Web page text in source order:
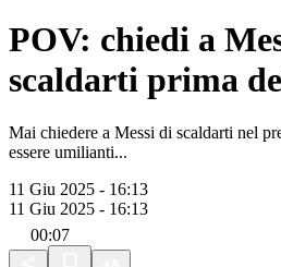
POV: chiedi a
scaldarti prima
Mai chiedere a Messi di scaldarti nel
essere umilianti...
11 Giu 2025 - 16:13
11 Giu 2025 - 16:13
00:07